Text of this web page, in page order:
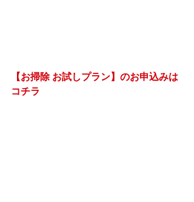
【お掃除 お試しプラン】のお申込みは
コチラ